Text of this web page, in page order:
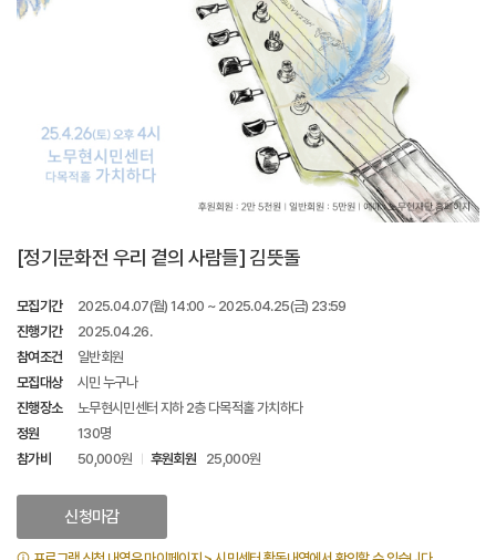
[정기문화전 우리 곁의 사람들] 김뜻돌
모집기간
2025.04.07(월) 14:00 ~ 2025.04.25(금) 23:59
진행기간
2025.04.26.
참여조건
일반회원
모집대상
시민 누구나
진행장소
노무현시민센터 지하 2층 다목적홀 가치하다
정원
130명
참가비
50,000원 후원회원 25,000원
신청마감